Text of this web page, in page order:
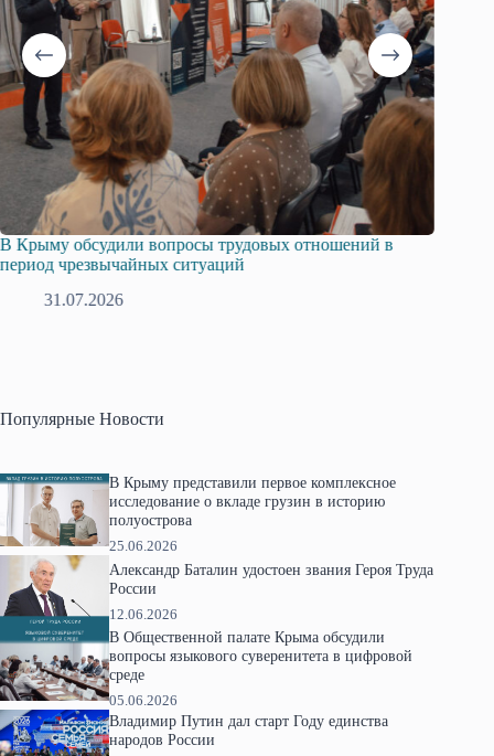
В Крыму обсудили вопросы трудовых отношений в
период чрезвычайных ситуаций
31.07.2026
Популярные Новости
В Крыму представили первое комплексное
исследование о вкладе грузин в историю
полуострова
25.06.2026
Александр Баталин удостоен звания Героя Труда
России
12.06.2026
В Общественной палате Крыма обсудили
вопросы языкового суверенитета в цифровой
среде
05.06.2026
Владимир Путин дал старт Году единства
народов России